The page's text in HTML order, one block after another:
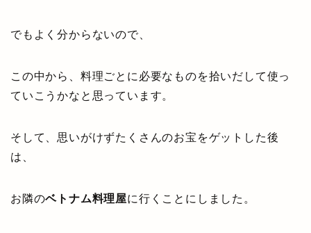
でもよく分からないので、
この中から、料理ごとに必要なものを拾いだして使っ
ていこうかなと思っています。
そして、思いがけずたくさんのお宝をゲットした後
は、
お隣のベトナム料理屋に行くことにしました。